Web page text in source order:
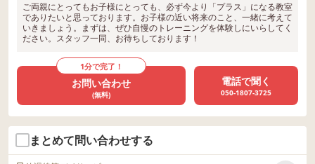
ご両親にとってもお子様にとっても、必ず今より「プラス」になる教室
でありたいと思っております。お子様の近い将来のこと、一緒に考えて
いきましょう。まずは、ぜひ自慢のトレーニングを体験しにいらしてく
ださい。スタッフ一同、お待ちしております！
1分で完了！
お問い合わせ
(無料)
電話で聞く
050-1807-3725
まとめて問い合わせする